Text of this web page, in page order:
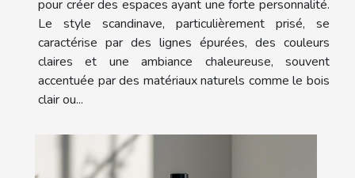
pour créer des espaces ayant une forte personnalité.
Le style scandinave, particulièrement prisé, se
caractérise par des lignes épurées, des couleurs
claires et une ambiance chaleureuse, souvent
accentuée par des matériaux naturels comme le bois
clair ou...